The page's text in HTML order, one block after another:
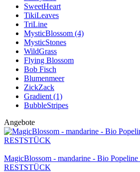
SweetHeart
TikiLeaves
TriLine
MysticBlossom (4)
MysticStones
WildGrass
Flying Blossom
Bob Fisch
Blumenmeer
ZickZack
Gradient (1)
BubbleStripes
Angebote
MagicBlossom - mandarine - Bio
RESTSTÜCK